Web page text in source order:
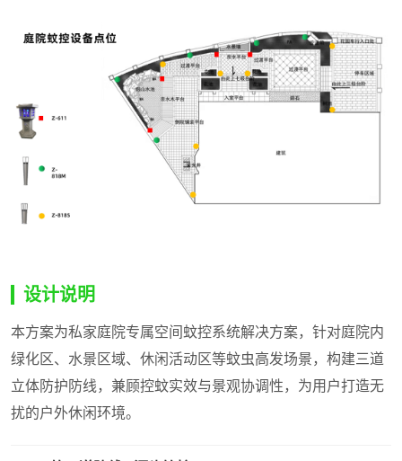
设计说明
本方案为私家庭院专属空间蚊控系统解决方案，针对庭院内
绿化区、水景区域、休闲活动区等蚊虫高发场景，构建三道
立体防护防线，兼顾控蚊实效与景观协调性，为用户打造无
扰的户外休闲环境。